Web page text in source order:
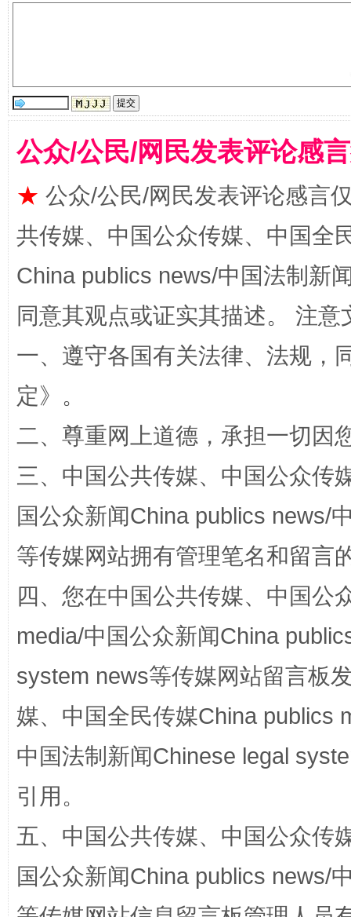
全民健身五年计划来了！等你上场
国家大学科技园优化重塑工作
扯下公款旅游的“隐身衣” 如何以
公众/公民/网民发表评论感
★ 公众/公民/网民发表评论感言
共传媒、中国公众传媒、中国全
China publics news/中国法制新
同意其观点或证实其描述。 注
一、遵守各国有关法律、法规，
定》。
二、尊重网上道德，承担一切因
三、中国公共传媒、中国公众传
国公众新闻China publics news/
等传媒网站拥有管理笔名和留言
四、您在中国公共传媒、中国公
media/中国公众新闻China
system news等传媒网站留言板
媒、中国全民传媒China publics
中国法制新闻Chinese legal
引用。
五、中国公共传媒、中国公众传
国公众新闻China publics news/